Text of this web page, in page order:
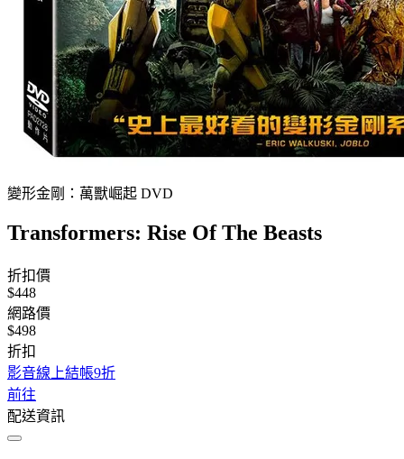
變形金剛：萬獸崛起 DVD
Transformers: Rise Of The Beasts
折扣價
$448
網路價
$498
折扣
影音線上結帳9折
前往
配送資訊